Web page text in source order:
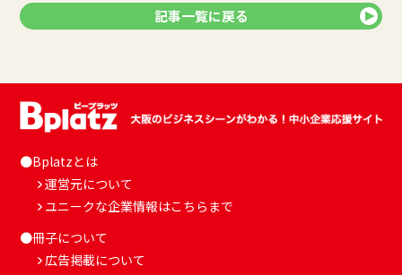
記事一覧に戻る
●Bplatzとは
運営元について
ユニークな企業情報はこちらまで
●冊子について
広告掲載について